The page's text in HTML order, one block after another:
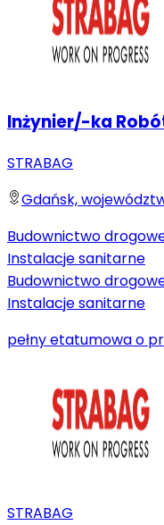
Inżynier/-ka
STRABAG
Gdańsk,
Budownictwo
Instalacje sanitarne
Budownictwo
Instalacje sanitarne
pełny etatumowa o
STRABAG